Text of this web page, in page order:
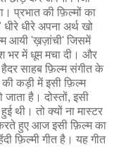
प्रभात की फ़िल्मों का
धीरे अपना अर्थ खो
आयी 'ख़ज़ांची' जिसमें
भर में धूम मचा दी। और
हैदर साहब फ़िल्म संगीत के
कड़ी में इसी फ़िल्म
है। दोस्तों, इसी
थी। तो क्यों ना मास्टर
हुए आज इसी फ़िल्म का
फ़िल्मी गीत है। यह गीत